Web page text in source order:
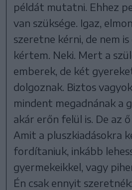
példát mutatni. Ehhez
van szüksége. Igaz,
szeretne kérni, de nem
kértem. Neki. Mert a
emberek, de két
dolgoznak. Biztos
mindent megadnának a
akár erőn felül is. De az
Amit a pluszkiadásokra
fordítaniuk, inkább
gyermekeikkel, vagy
Én csak ennyit